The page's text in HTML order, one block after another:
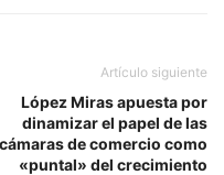
Artículo siguiente
López Miras apuesta por
dinamizar el papel de las
cámaras de comercio como
«puntal» del crecimiento